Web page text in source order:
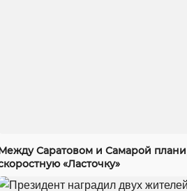
Саратовом и Самарой
«Ласточку»